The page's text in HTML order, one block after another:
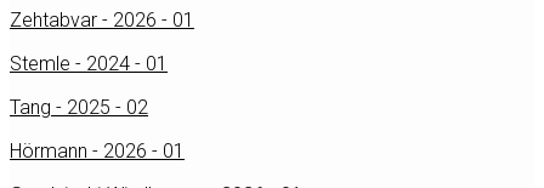
Zehtabvar - 2026 - 01
Stemle - 2024 - 01
Tang - 2025 - 02
Hörmann - 2026 - 01